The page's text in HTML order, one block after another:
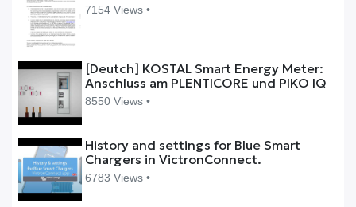
7154 Views •
[Deutch] KOSTAL Smart Energy Meter:
Anschluss am PLENTICORE und PIKO IQ
8550 Views •
History and settings for Blue Smart
Chargers in VictronConnect.
6783 Views •